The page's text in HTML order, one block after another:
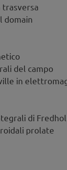
trasversa
domain
del campo
in
di
prolate